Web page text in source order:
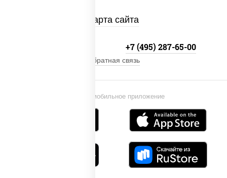
Карта сайта
Установи мобильное приложение
+7 (495) 287-65-00
Обратная связь